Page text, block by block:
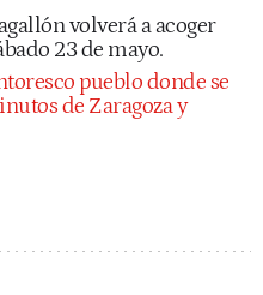
volverá a acoger
23 de mayo.
pueblo donde se
de Zaragoza y